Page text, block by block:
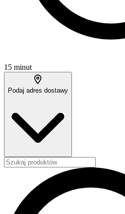
15 minut
Podaj adres dostawy